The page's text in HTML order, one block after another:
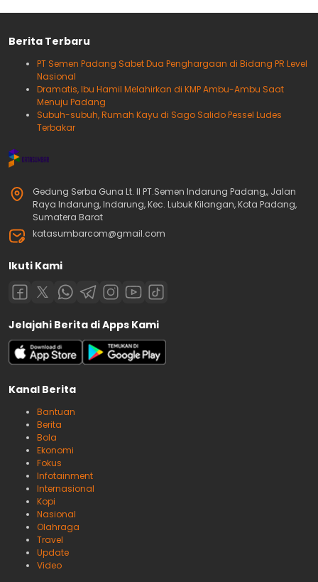
Berita Terbaru
PT Semen Padang Sabet Dua Penghargaan di Bidang PR Level
Nasional
Dramatis, Ibu Hamil Melahirkan di KMP Ambu-Ambu Saat
Menuju Padang
Subuh-subuh, Rumah Kayu di Sago Salido Pessel Ludes
Terbakar
Gedung Serba Guna Lt. II PT.Semen Indarung Padang,, Jalan
Raya Indarung, Indarung, Kec. Lubuk Kilangan, Kota Padang,
Sumatera Barat
katasumbarcom@gmail.com
Ikuti Kami
Jelajahi Berita di Apps Kami
Kanal Berita
Bantuan
Berita
Bola
Ekonomi
Fokus
Infotainment
Internasional
Kopi
Nasional
Olahraga
Travel
Update
Video